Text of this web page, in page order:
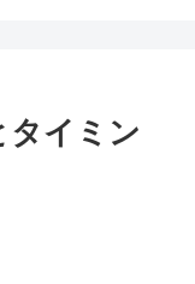
タイミン